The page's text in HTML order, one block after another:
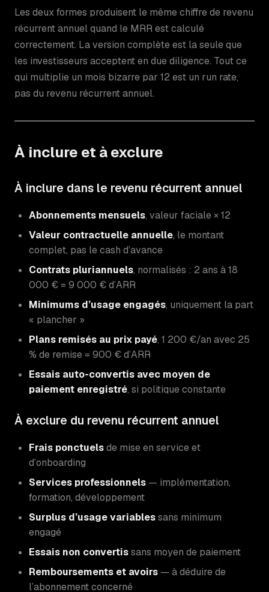
Les deux formes produisent le même chiffre de revenu
récurrent annuel quand le MRR est calculé
correctement. La version complète est la seule que
les investisseurs acceptent en due diligence. Tout ce
qui multiplie un mois bizarre par 12 est un run rate,
pas du revenu récurrent annuel.
À inclure et à exclure
À inclure dans le revenu récurrent annuel
Abonnements mensuels, valeur faciale × 12
Valeur contractuelle annuelle, le montant
complet, pas le cash d’avance
Contrats pluriannuels, normalisés : 2 ans à 18
000 € = 9 000 € d’ARR
Minimums d’usage engagés, uniquement la part
« plancher »
Plans remisés au prix payé, 1 200 €/an avec 25
% de remise = 900 € d’ARR
Essais auto-convertis avec moyen de
paiement enregistré, si politique constante
À exclure du revenu récurrent annuel
Frais ponctuelsde mise en service et
d’onboarding
Services professionnels — implémentation,
formation, développement
Surplus d’usage variablessans minimum
engagé
Essais non convertissans moyen de paiement
Remboursements et avoirs — à déduire de
l’abonnement concerné